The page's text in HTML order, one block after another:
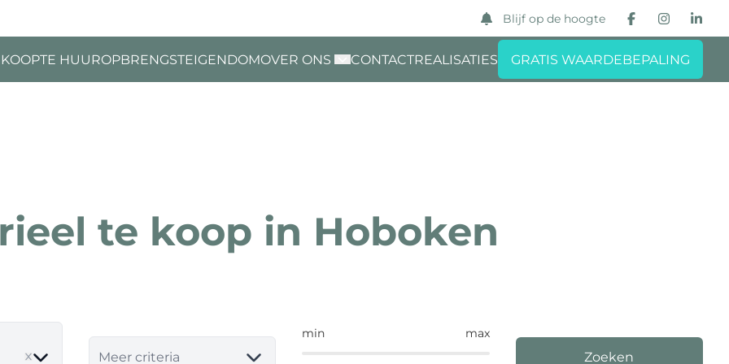
Blijf op de hoogte
TE HUUROPBRENGSTEIGENDOMOVER ONS CONTACTREALISATIES GRATIS WAARDEBEPALING
te koop in Hoboken
Meer criteria
min max
Zoeken